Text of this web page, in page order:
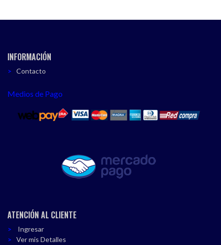
INFORMACIÓN
Contacto
Medios de Pago
ATENCIÓN AL CLIENTE
Ingresar
Ver mis Detalles